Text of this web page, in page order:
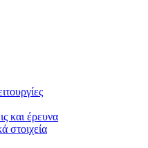
και έρευνα
στοιχεία